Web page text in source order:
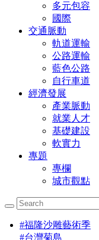
多元包容
國際
交通脈動
軌道運輸
公路運輸
藍色公路
自行車道
經濟發展
產業脈動
就業人才
基礎建設
軟實力
專題
專欄
城市觀點
#福隆沙雕藝術季
#台灣菊島